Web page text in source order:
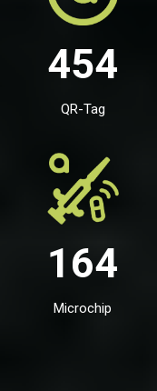
454
QR-Tag
164
Microchip